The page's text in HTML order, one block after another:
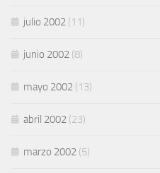
julio 2002 (11)
junio 2002 (8)
mayo 2002 (13)
abril 2002 (23)
marzo 2002 (5)